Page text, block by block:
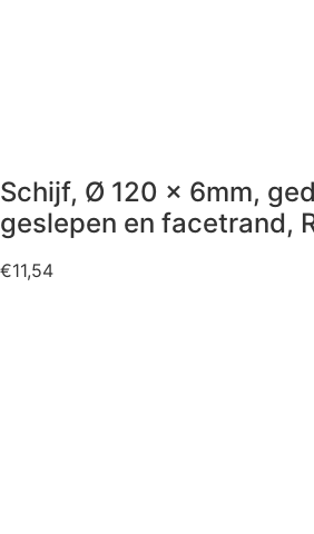
Schijf, Ø 120 x 6mm,
geslepen en facetrand,
€11,54